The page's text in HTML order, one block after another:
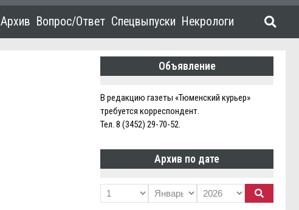
Архив Вопрос/Ответ Спецвыпуски Некрологи
Объявление
В редакцию газеты «Тюменский курьер»
требуется корреспондент.
Тел. 8 (3452) 29-70-52.
Архив по дате